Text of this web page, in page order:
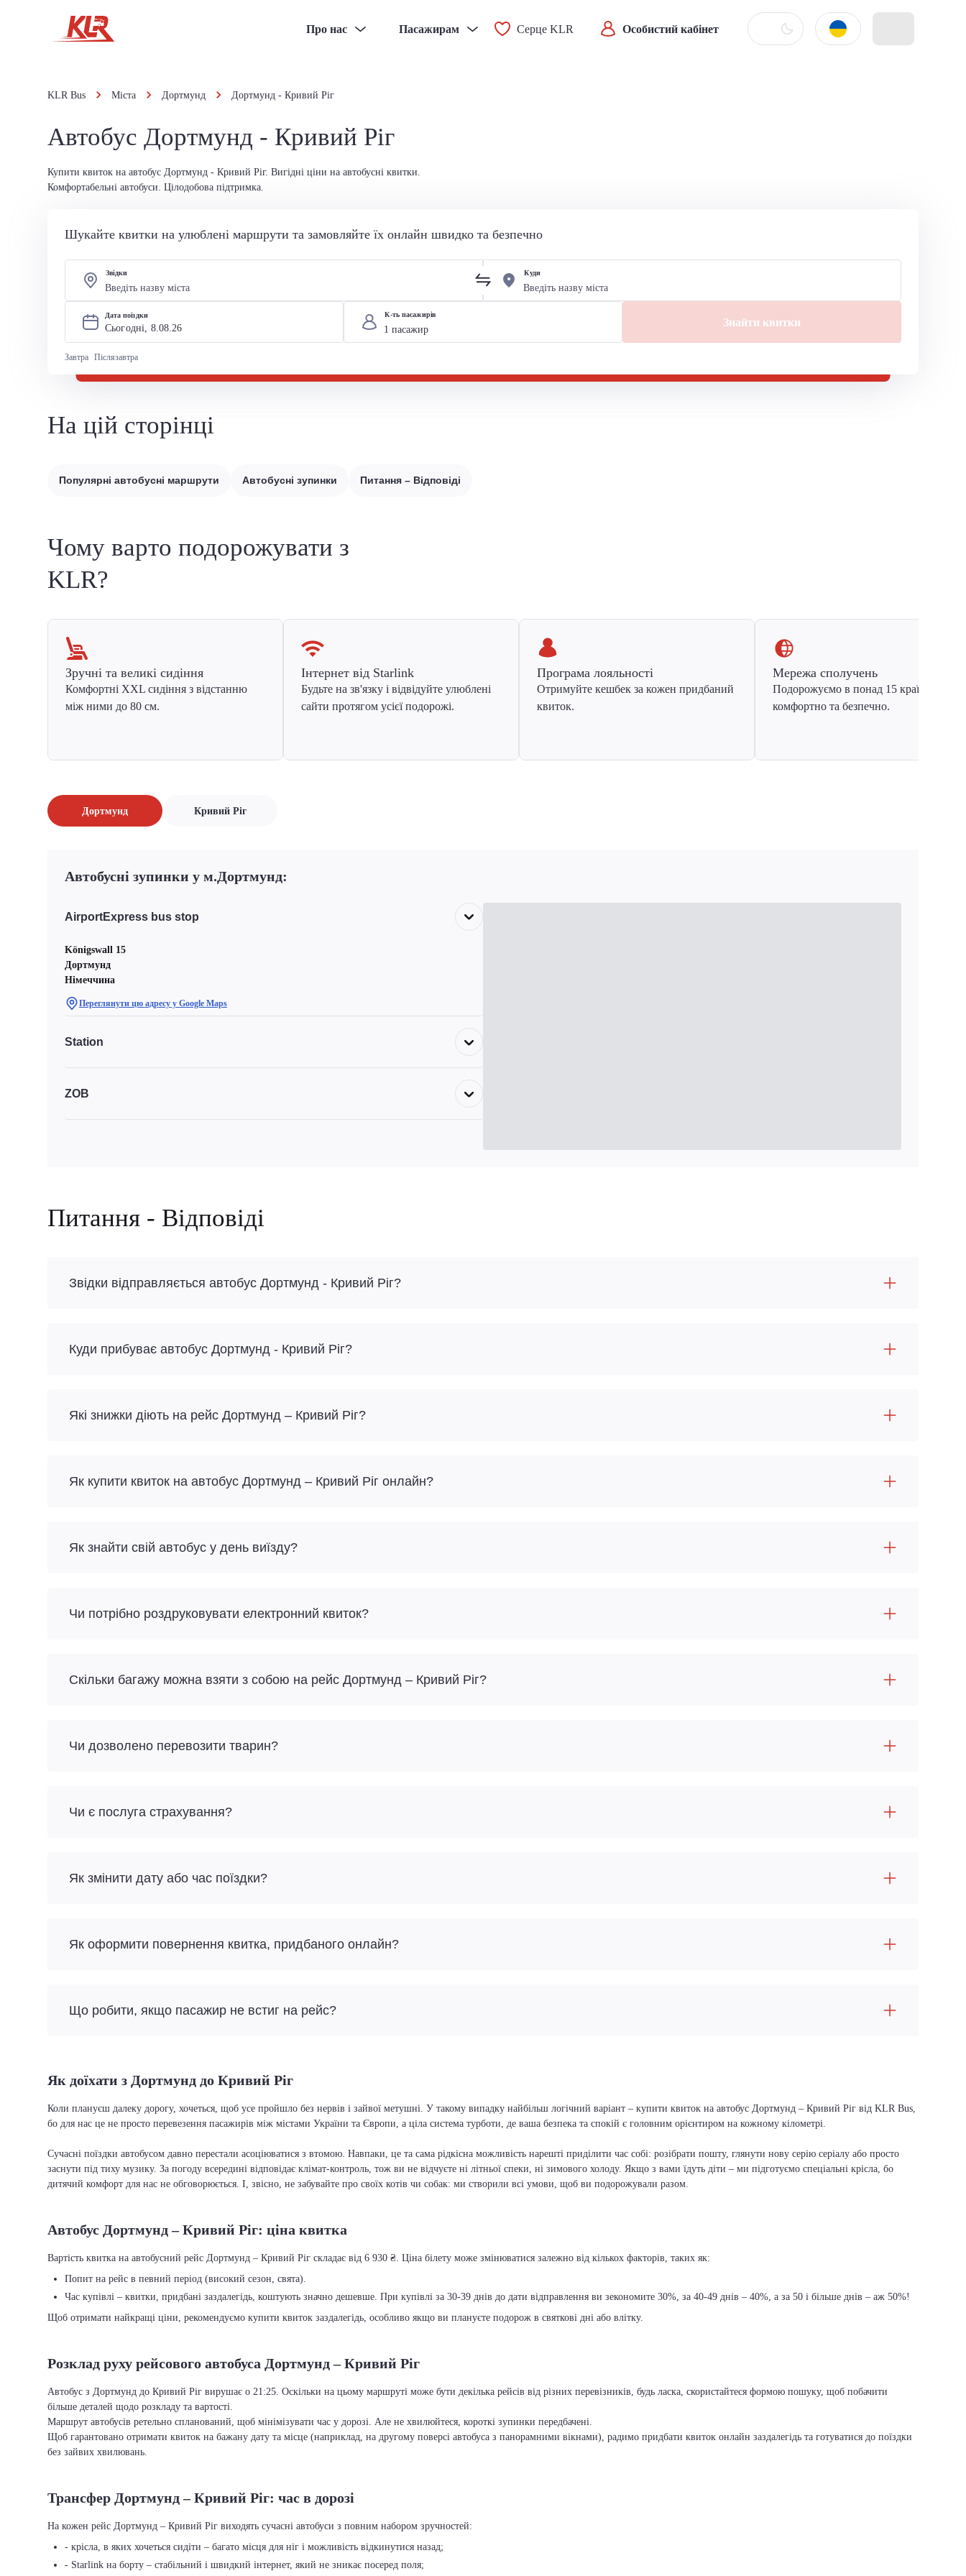
Про нас Пасажирам Серце KLR Особистий кабінет
KLR Bus Міста Дортмунд Дортмунд - Кривий Ріг
Автобус Дортмунд - Кривий Ріг
Купити квиток на автобус Дортмунд - Кривий Ріг. Вигідні ціни на автобусні квитки.
Комфортабельні автобуси. Цілодобова підтримка.
Шукайте квитки на улюблені маршрути та замовляйте їх онлайн швидко та безпечно
Звідки Куди
Дата поїздки
Сьогодні, 8.08.26
Завтра Післязавтра
К-ть пасажирів
Знайти квитки
На цій сторінці
Популярні автобусні маршрути Автобусні зупинки Питання – Відповіді
Чому варто подорожувати з
KLR?
Зручні та великі сидіння
Комфортні XXL сидіння з відстанню
між ними до 80 см.
Інтернет від Starlink
Будьте на зв'язку і відвідуйте улюблені
сайти протягом усієї подорожі.
Програма лояльності
Отримуйте кешбек за кожен придбаний
квиток.
Мережа сполучень
Подорожуємо в понад 15 країн Європи
комфортно та безпечно.
Дортмунд Кривий Ріг
Автобусні зупинки у м.Дортмунд:
AirportExpress bus stop
Königswall 15
Дортмунд
Німеччина
Переглянути цю адресу у Google Maps
Station
ZOB
Питання - Відповіді
Звідки відправляється автобус Дортмунд - Кривий Ріг?
Куди прибуває автобус Дортмунд - Кривий Ріг?
Які знижки діють на рейс Дортмунд – Кривий Ріг?
Як купити квиток на автобус Дортмунд – Кривий Ріг онлайн?
Як знайти свій автобус у день виїзду?
Чи потрібно роздруковувати електронний квиток?
Скільки багажу можна взяти з собою на рейс Дортмунд – Кривий Ріг?
Чи дозволено перевозити тварин?
Чи є послуга страхування?
Як змінити дату або час поїздки?
Як оформити повернення квитка, придбаного онлайн?
Що робити, якщо пасажир не встиг на рейс?
Як доїхати з Дортмунд до Кривий Ріг
Коли плануєш далеку дорогу, хочеться, щоб усе пройшло без нервів і зайвої метушні. У такому випадку найбільш логічний варіант – купити квиток на автобус Дортмунд – Кривий Ріг від KLR Bus,
бо для нас це не просто перевезення пасажирів між містами України та Європи, а ціла система турботи, де ваша безпека та спокій є головним орієнтиром на кожному кілометрі.
Сучасні поїздки автобусом давно перестали асоціюватися з втомою. Навпаки, це та сама рідкісна можливість нарешті приділити час собі: розібрати пошту, глянути нову серію серіалу або просто
заснути під тиху музику. За погоду всередині відповідає клімат-контроль, тож ви не відчуєте ні літньої спеки, ні зимового холоду. Якщо з вами їдуть діти – ми підготуємо спеціальні крісла, бо
дитячий комфорт для нас не обговорюється. І, звісно, не забувайте про своїх котів чи собак: ми створили всі умови, щоб ви подорожували разом.
Автобус Дортмунд – Кривий Ріг: ціна квитка
Вартість квитка на автобусний рейс Дортмунд – Кривий Ріг складає від 6 930 ₴. Ціна білету може змінюватися залежно від кількох факторів, таких як:
Попит на рейс в певний період (високий сезон, свята).
Час купівлі – квитки, придбані заздалегідь, коштують значно дешевше. При купівлі за 30-39 днів до дати відправлення ви зекономите 30%, за 40-49 днів – 40%, а за 50 і більше днів – аж 50%!
Щоб отримати найкращі ціни, рекомендуємо купити квиток заздалегідь, особливо якщо ви плануєте подорож в святкові дні або влітку.
Розклад руху рейсового автобуса Дортмунд – Кривий Ріг
Автобус з Дортмунд до Кривий Ріг вирушає о 21:25. Оскільки на цьому маршруті може бути декілька рейсів від різних перевізників, будь ласка, скористайтеся формою пошуку, щоб побачити
більше деталей щодо розкладу та вартості.
Маршрут автобусів ретельно спланований, щоб мінімізувати час у дорозі. Але не хвилюйтеся, короткі зупинки передбачені.
Щоб гарантовано отримати квиток на бажану дату та місце (наприклад, на другому поверсі автобуса з панорамними вікнами), радимо придбати квиток онлайн заздалегідь та готуватися до поїздки
без зайвих хвилювань.
Трансфер Дортмунд – Кривий Ріг: час в дорозі
На кожен рейс Дортмунд – Кривий Ріг виходять сучасні автобуси з повним набором зручностей:
- крісла, в яких хочеться сидіти – багато місця для ніг і можливість відкинутися назад;
- Starlink на борту – стабільний і швидкий інтернет, який не зникає посеред поля;